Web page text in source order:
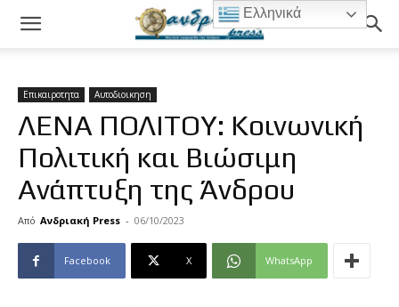
Επικαιροτητα Αυτοδιοικηση
ΛΕΝΑ ΠΟΛΙΤΟΥ: Κοινωνική
Πολιτική και Βιώσιμη
Ανάπτυξη της Άνδρου
Από Ανδριακή Press - 06/10/2023
Facebook X WhatsApp
Ελληνικά